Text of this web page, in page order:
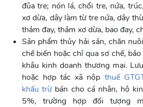
đũa tre; nón lá, chổi tre, nứa,
xơ dừa, dây làm từ tre nứa, dây
thảm đay, thảm xơ dừa, bao đay,
Sản phẩm thủy hải sản, chăn
chế biến hoặc chỉ qua sơ chế,
khâu kinh doanh thương mại.
hoặc hợp tác xã nộp thuế
khấu trừbán cho cá nhân, hộ
5%, trường hợp đối tượng